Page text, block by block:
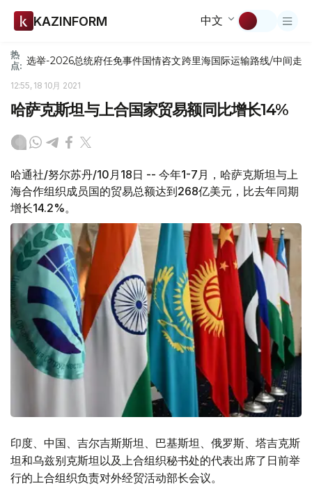
KAZINFORM 中文
热
点: 选举-2026总统府任免事件国情咨文跨里海国际运输路线/中间走廊
12:55, 18 10月 2021
哈萨克斯坦与上合国家贸易额同比增长14%
哈通社/努尔苏丹/10月18日 -- 今年1-7月，哈萨克斯坦与上
海合作组织成员国的贸易总额达到268亿美元，比去年同期
增长14.2%。
印度、中国、吉尔吉斯斯坦、巴基斯坦、俄罗斯、塔吉克斯
坦和乌兹别克斯坦以及上合组织秘书处的代表出席了日前举
行的上合组织负责对外经贸活动部长会议。